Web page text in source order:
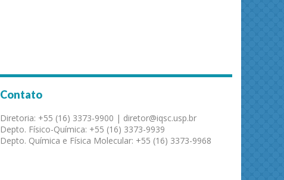
Contato
Diretoria: +55 (16) 3373-9900 | diretor@iqsc.usp.br
Depto. Físico-Química: +55 (16) 3373-9939
Depto. Química e Física Molecular: +55 (16) 3373-9968